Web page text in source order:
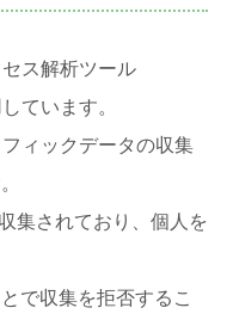
ス解析ツール
ています。
ィックデータの収集
集されており、個人を
で収集を拒否するこ